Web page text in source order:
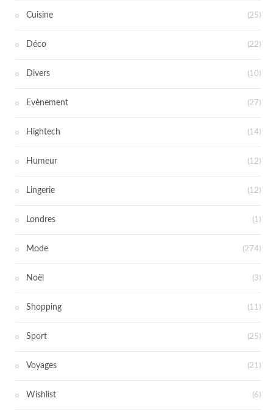
Cuisine (25)
Déco (22)
Divers (10)
Evènement (27)
Hightech (14)
Humeur (12)
Lingerie (12)
Londres (1)
Mode (274)
Noël (3)
Shopping (11)
Sport (25)
Voyages (21)
Wishlist (6)